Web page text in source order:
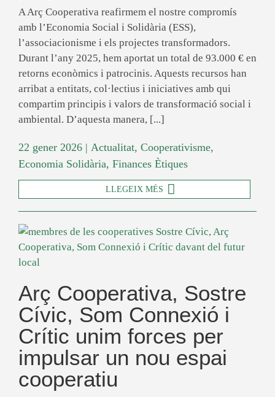
A Arç Cooperativa reafirmem el nostre compromís
amb l’Economia Social i Solidària (ESS),
l’associacionisme i els projectes transformadors.
Durant l’any 2025, hem aportat un total de 93.000 € en
retorns econòmics i patrocinis. Aquests recursos han
arribat a entitats, col·lectius i iniciatives amb qui
compartim principis i valors de transformació social i
ambiental. D’aquesta manera, [...]
22 gener 2026 | Actualitat, Cooperativisme,
Economia Solidària, Finances Ètiques
LLEGEIX MÉS
Arç Cooperativa, Sostre
Cívic, Som Connexió i
Crític unim forces per
impulsar un nou espai
cooperatiu